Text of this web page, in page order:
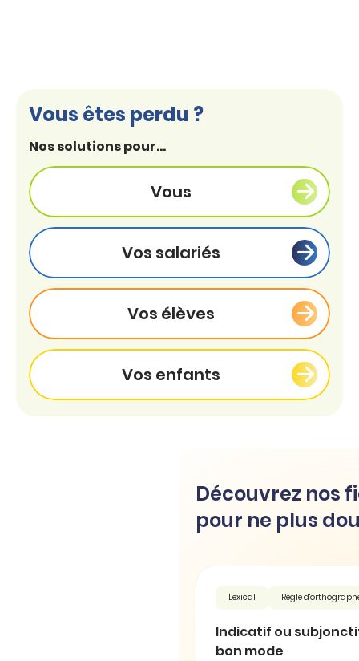
Vous êtes perdu ?
Nos solutions pour...
Vous
Vos salariés
Vos élèves
Vos enfants
Découvrez nos
pour ne plus
Lexical Règle
Indicatif ou
bon mode